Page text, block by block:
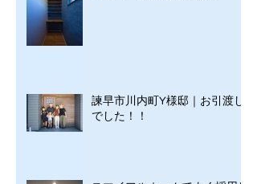
諫早市川内町Y様邸｜お引渡し
でした！！